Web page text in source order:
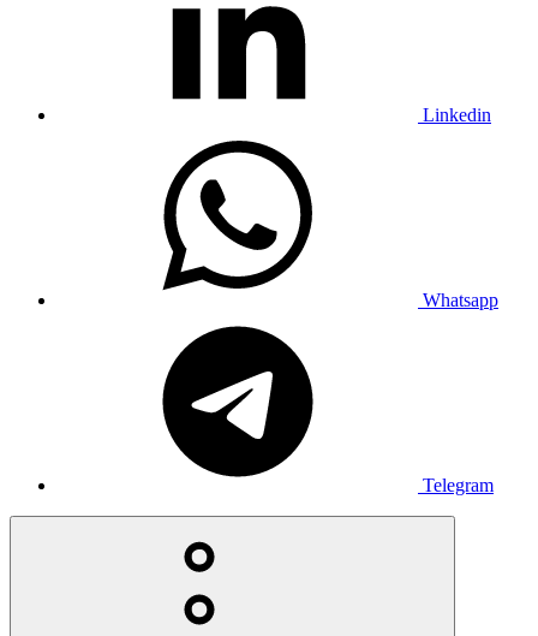
Linkedin
Whatsapp
Telegram